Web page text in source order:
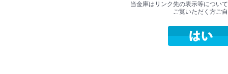
当金庫はリンク先の表示等につい
ご覧いただく方ご